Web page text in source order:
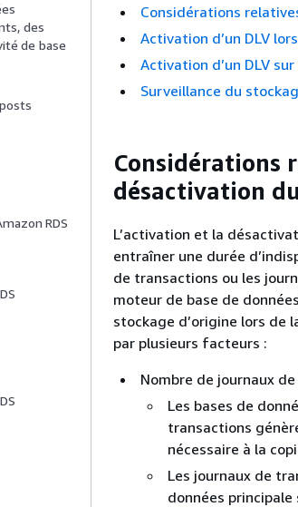
des
de base
RDS
Considérations
Activation d’un DLV
Activation d’un DLV
Surveillance du
Considérations
désactivation
L’activation et la
entraîner une durée
de transactions ou les
moteur de base de
stockage d’origine lors de
par plusieurs facteurs :
Nombre de journaux
Les bases de
transactions
nécessaire à la
Les journaux de
données